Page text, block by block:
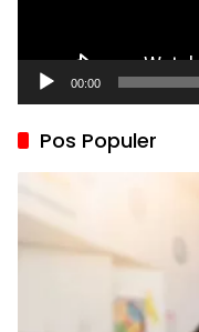
00:00
Pos Populer